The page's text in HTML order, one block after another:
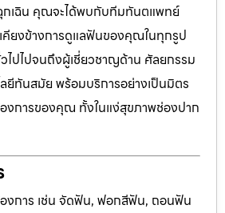
กเฉิน คุณจะได้พบกับทีมทันตแพทย์
คียงข้างการดูแลฟันของคุณในทุกรูป
ปไปจนถึงผู้เชี่ยวชาญด้าน ศัลยกรรม
ลยีทันสมัย พร้อมบริการอย่างเป็นมิตร
องการของคุณ ทั้งในแง่สุขภาพช่องปาก
งการ เช่น จัดฟัน, ฟอกสีฟัน, ถอนฟัน